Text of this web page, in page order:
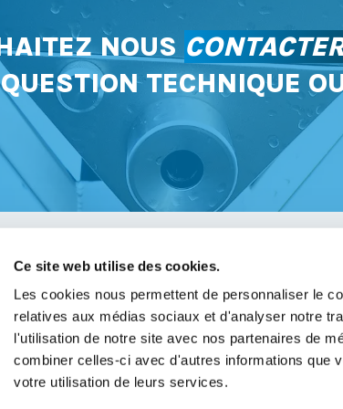
Ce site web utilise des cookies.
Les cookies nous permettent de personnaliser le
relatives aux médias sociaux et d'analyser notre
l'utilisation de notre site avec nos partenaires de
combiner celles-ci avec d'autres informations que
votre utilisation de leurs services.
NOUS
TECHNIQUE
Bon à savoir
Politique de confidentialité